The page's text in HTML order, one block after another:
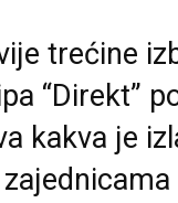
trećine
“Direkt”
kakva je